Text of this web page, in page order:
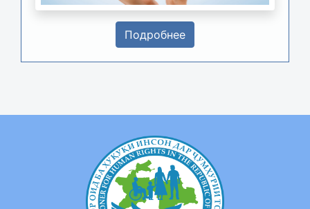
Подробнее